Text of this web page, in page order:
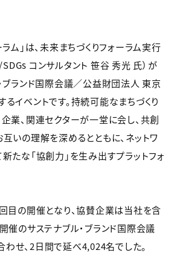
ラム」は、未来まちづくりフォーラム実行
コンサルタント 笹谷 秀光 氏）が
ブランド国際会議／公益財団法人 東京
イベントです。持続可能なまちづくり
業、関連セクターが一堂に会し、共創
いの理解を深めるとともに、ネットワ
たな「協創力」を生み出すプラットフォ
目の開催となり、協賛企業は当社を含
催のサステナブル・ブランド国際会議
せ、2日間で延べ4,024名でした。